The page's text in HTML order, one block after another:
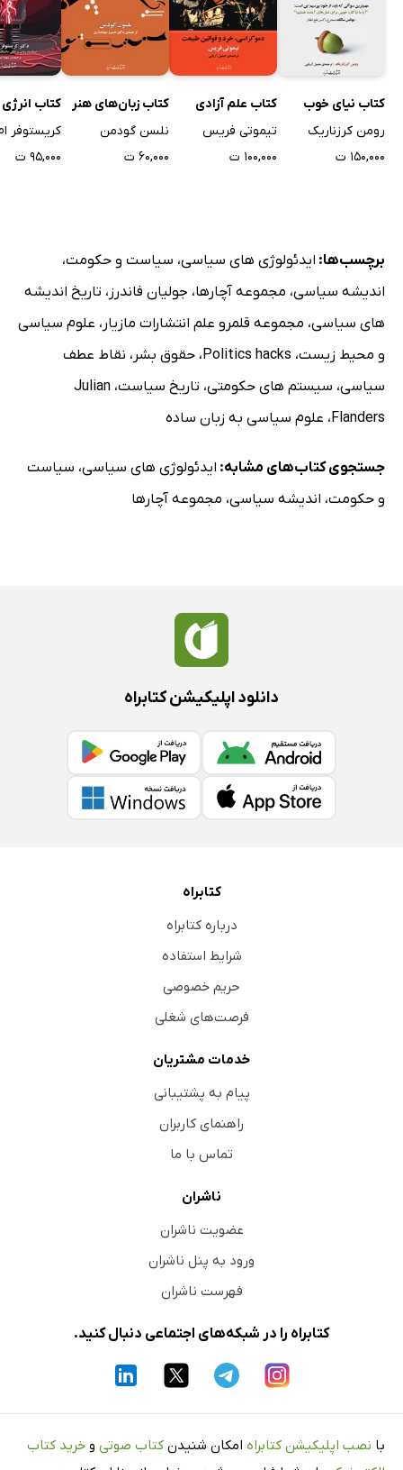
کتاب نیای خوب
رومن کرزناریک
۱۵۰,۰۰۰ ت
کتاب علم آزادی
تیموتی فریس
۱۰۰,۰۰۰ ت
کتاب زبان‌های هنر
نلسن گودمن
۶۰,۰۰۰ ت
کتاب
کریستوفر
۹۵,۰۰۰ ت
برچسب‌ها: ایدئولوژی های سیاسی، سیاست و حکومت،
اندیشه سیاسی، مجموعه آچارها، جولیان فاندرز ، تاریخ اندیشه
های سیاسی، مجموعه قلمرو علم انتشارات مازیار ، علوم سیاسی
و محیط زیست، Politics hacks، حقوق بشر ، نقاط عطف
سیاسی، سیستم های حکومتی، تاریخ سیاست، Julian
Flanders، علوم سیاسی به زبان ساده
جستجوی کتاب‌های مشابه: ایدئولوژی های سیاسی، سیاست
و حکومت، اندیشه سیاسی، مجموعه آچارها
دانلود اپلیکیشن کتابراه
کتابراه
درباره کتابراه
شرایط استفاده
حریم خصوصی
فرصت‌های شغلی
خدمات مشتریان
پیام به پشتیبانی
راهنمای کاربران
تماس با ما
ناشران
عضویت ناشران
ورود به پنل ناشران
فهرست ناشران
کتابراه را در شبکه‌های اجتماعی دنبال کنید.
با نصب اپلیکیشن کتابراه امکان شنیدن کتاب صوتی و خرید کتاب